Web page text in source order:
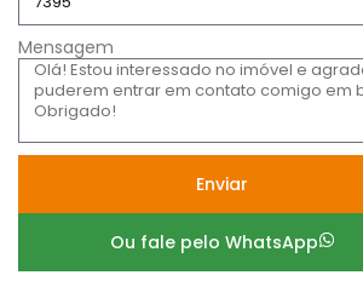
Mensagem
Enviar
Ou fale pelo WhatsApp